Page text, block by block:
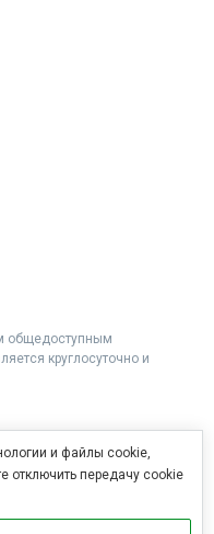
общедоступным
круглосуточно и
и файлы cookie,
отключить передачу cookie